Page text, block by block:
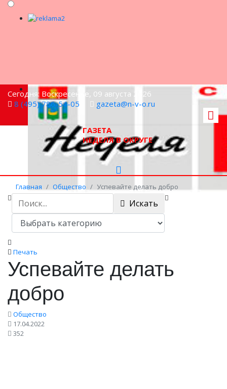
Сегодня: Воскресенье, 09 августа 2026
8 (495) 786-54-05
gazeta@n-v-o.ru
ГАЗЕТА
НЕДЕЛЯ В ОКРУГЕ
Главная Общество Успевайте делать добро
Искать
Печать
Успевайте делать
добро
Общество
17.04.2022
352